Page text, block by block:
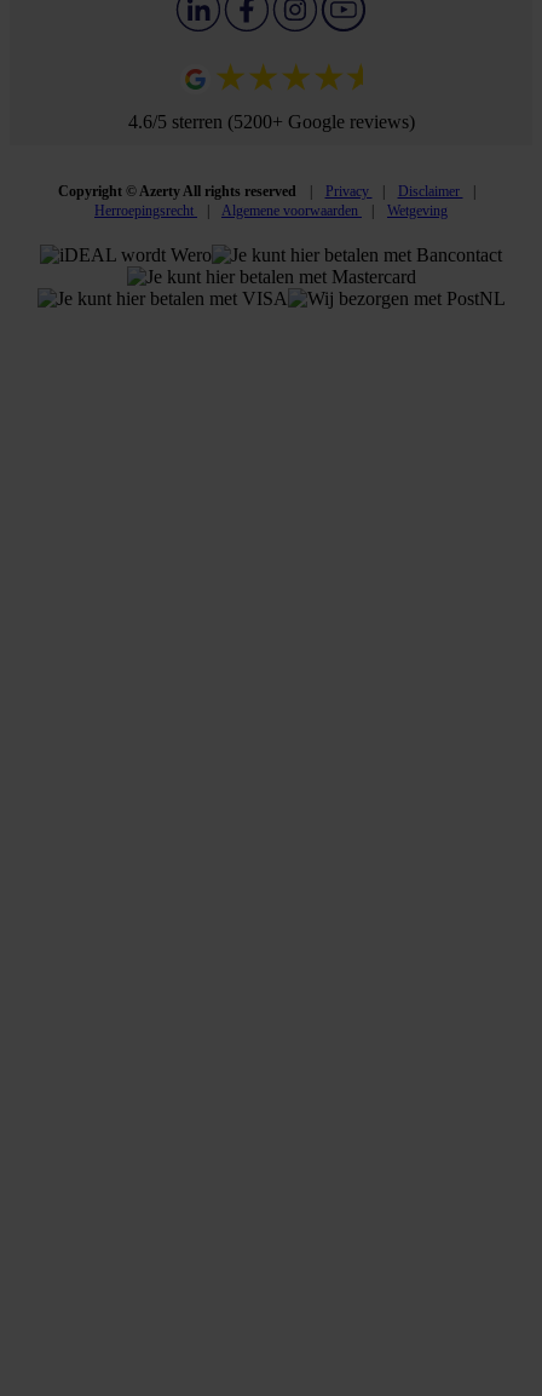
4.6/5 sterren (5200+ Google reviews)
Copyright © Azerty All rights reserved Privacy
Disclaimer
Herroepingsrecht
Algemene voorwaarden Wetgeving